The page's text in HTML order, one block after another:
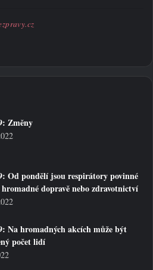
Změny
Od pondělí jsou respirátory povinné
dopravě nebo zdravotnictví
Na hromadných akcích může být
počet lidí